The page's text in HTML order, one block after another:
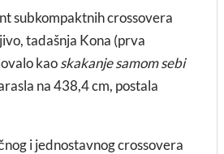
subkompaktnih crossovera
tadašnja Kona (prva
kaoskakanje samom sebi
na 438,4 cm, postala
i jednostavnog crossovera